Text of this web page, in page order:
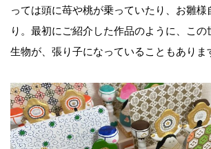
っては頭に苺や桃が乗っていたり、お雛様
り。最初にご紹介した作品のように、この
生物が、張り子になっていることもありま